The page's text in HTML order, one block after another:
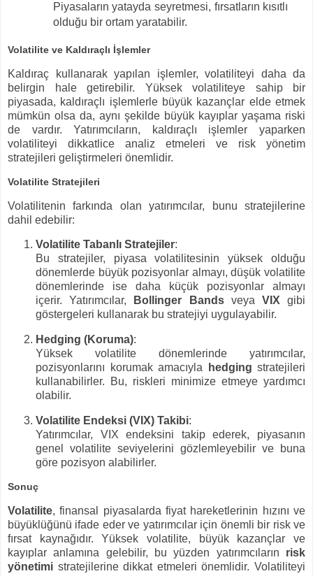
Piyasaların yatayda seyretmesi, fırsatların kısıtlı
olduğu bir ortam yaratabilir.
Volatilite ve Kaldıraçlı İşlemler
Kaldıraç kullanarak yapılan işlemler, volatiliteyi daha da
belirgin hale getirebilir. Yüksek volatiliteye sahip bir
piyasada, kaldıraçlı işlemlerle büyük kazançlar elde etmek
mümkün olsa da, aynı şekilde büyük kayıplar yaşama riski
de vardır. Yatırımcıların, kaldıraçlı işlemler yaparken
volatiliteyi dikkatlice analiz etmeleri ve risk yönetim
stratejileri geliştirmeleri önemlidir.
Volatilite Stratejileri
Volatilitenin farkında olan yatırımcılar, bunu stratejilerine
dahil edebilir:
Volatilite Tabanlı Stratejiler:
Bu stratejiler, piyasa volatilitesinin yüksek olduğu
dönemlerde büyük pozisyonlar almayı, düşük volatilite
dönemlerinde ise daha küçük pozisyonlar almayı
içerir. Yatırımcılar,
Bollinger Bandsveya VIXgibi
göstergeleri kullanarak bu stratejiyi uygulayabilir.
Hedging (Koruma):
Yüksek volatilite dönemlerinde yatırımcılar,
pozisyonlarını korumak amacıyla
hedging stratejileri
kullanabilirler. Bu, riskleri minimize etmeye yardımcı
olabilir.
Volatilite Endeksi (VIX) Takibi:
Yatırımcılar, VIX endeksini takip ederek, piyasanın
genel volatilite seviyelerini gözlemleyebilir ve buna
göre pozisyon alabilirler.
Sonuç
Volatilite, finansal piyasalarda fiyat hareketlerinin hızını ve
büyüklüğünü ifade eder ve yatırımcılar için önemli bir risk ve
fırsat kaynağıdır. Yüksek volatilite, büyük kazançlar ve
kayıplar anlamına gelebilir, bu yüzden yatırımcıların risk
yönetimi stratejilerine dikkat etmeleri önemlidir. Volatiliteyi